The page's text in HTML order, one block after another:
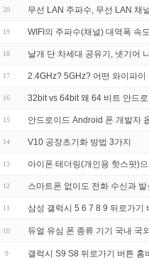
20 무선 LAN 주파수, 무선 LAN 채
19 WIFI의 주파수(채널) 대역폭 속
18 날개 단 차세대 공유기, 넷기어
17 2.4GHz? 5GHz? 어떤 와이파
16 32bit vs 64bit 왜 64 비트 안드
15 안드로이드 Android 폰 개발자
14 V10 공장초기화 방법 3가지
13 아이폰 테더링(개인용 핫스팟)
12 스마트폰 없이도 전화 수신과
11 삼성 갤럭시 5 6 7 8 9 뒤로가기
10 듀얼 유심 폰 종류 기기 국내 국
9 갤럭시 S9 S8 뒤로가기 버튼 홈